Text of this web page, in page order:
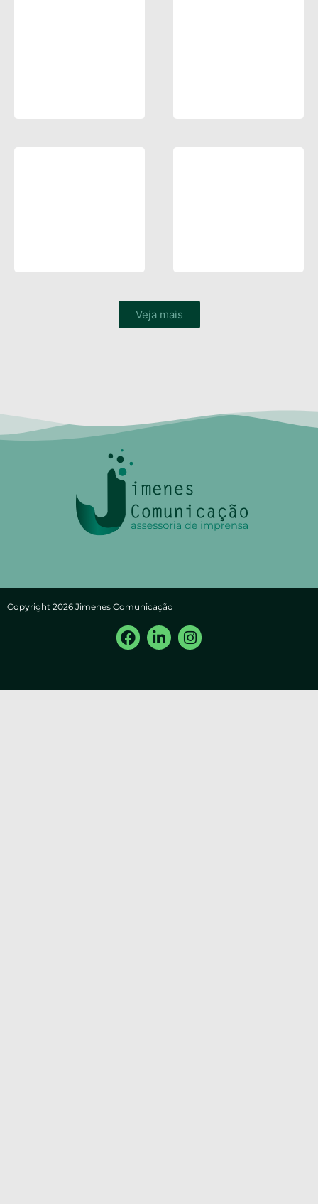
Veja mais
Copyright 2026 Jimenes Comunicação